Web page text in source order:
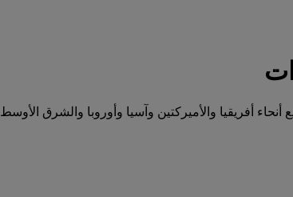
أفريقيا والأميركتين وآسيا وأوروبا والشرق